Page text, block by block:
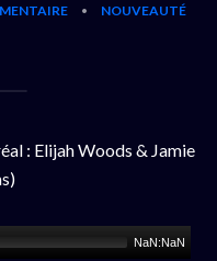
•
NOUVEAUTÉ
: Elijah Woods & Jamie
NaN:NaN